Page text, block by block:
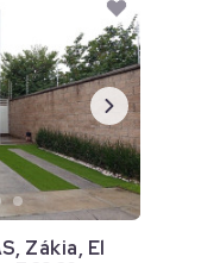
Zákia, El